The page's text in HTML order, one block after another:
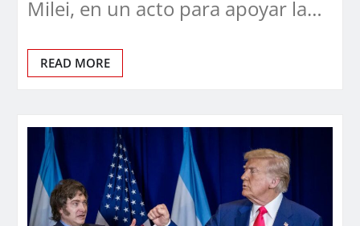
Milei, en un acto para apoyar la…
READ MORE